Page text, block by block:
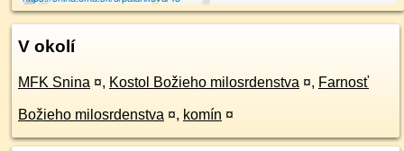
V okolí
MFK Snina ¤, Kostol Božieho milosrdenstva ¤, Farnosť
Božieho milosrdenstva ¤, komín ¤